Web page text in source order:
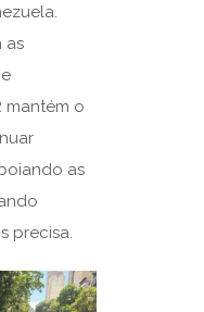
as
mantém o
as
precisa.